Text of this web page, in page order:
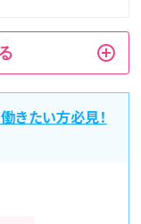
きたい方必見！